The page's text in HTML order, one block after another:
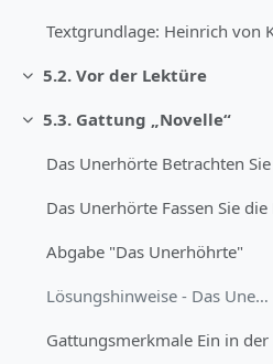
Minimalizuj
5.2. Vor der Lektüre
Minimalizuj
5.3. Gattung „Novelle“
Abgabe "Das Unerhöhrte"
Lösungshinweise - Das Unerhörte